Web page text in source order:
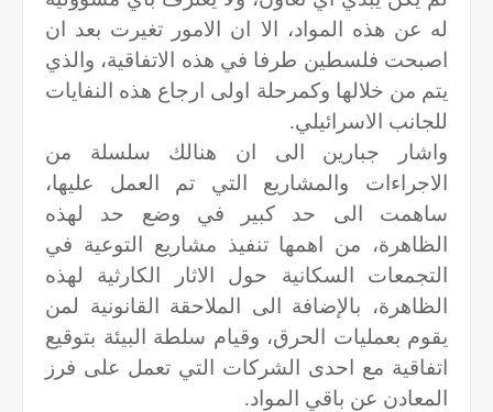
له عن هذه المواد، الا ان الامور تغيرت بعد ان
اصبحت فلسطين طرفا في هذه الاتفاقية، والذي
يتم من خلالها وكمرحلة اولى ارجاع هذه النفايات
للجانب الاسرائيلي.
واشار جبارين الى ان هنالك سلسلة من
الاجراءات والمشاريع التي تم العمل عليها،
ساهمت الى حد كبير في وضع حد لهذه
الظاهرة، من اهمها تنفيذ مشاريع التوعية في
التجمعات السكانية حول الاثار الكارثية لهذه
الظاهرة، بالإضافة الى الملاحقة القانونية لمن
يقوم بعمليات الحرق، وقيام سلطة البيئة بتوقيع
اتفاقية مع احدى الشركات التي تعمل على فرز
المعادن عن باقي المواد.